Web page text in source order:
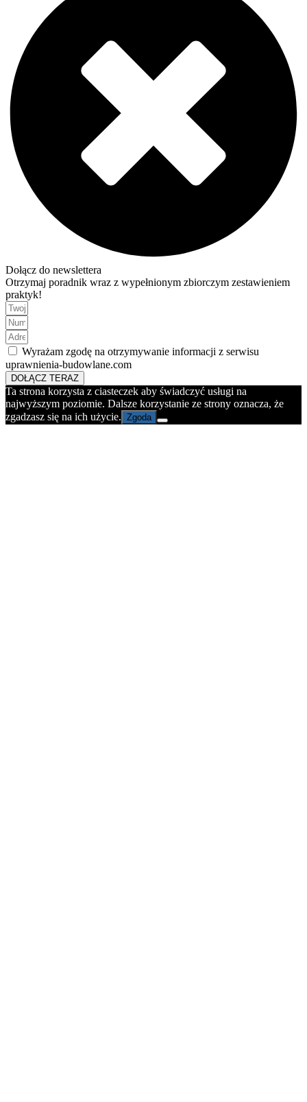
Dołącz do newslettera
Otrzymaj poradnik wraz z wypełnionym zbiorczym zestawieniem
praktyk!
Wyrażam zgodę na otrzymywanie informacji z serwisu
uprawnienia-budowlane.com
DOŁĄCZ TERAZ
Ta strona korzysta z ciasteczek aby świadczyć usługi na
najwyższym poziomie. Dalsze korzystanie ze strony oznacza, że
zgadzasz się na ich użycie. Zgoda